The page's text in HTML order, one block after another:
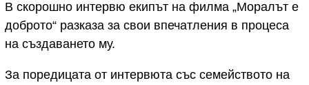
В скорошно интервю екипът на филма „Моралът е
доброто“ разказа за свои впечатления в процеса
на създаването му.
За поредицата от интервюта със семейството на